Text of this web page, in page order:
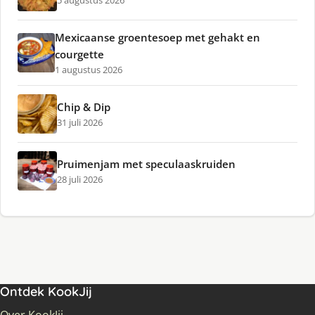
Mexicaanse groentesoep met gehakt en
courgette
1 augustus 2026
Chip & Dip
31 juli 2026
Pruimenjam met speculaaskruiden
28 juli 2026
Ontdek KookJij